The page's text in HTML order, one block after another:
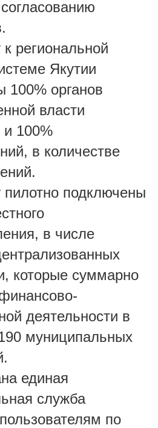
региональной
Якутии
100% органов
власти
и 100%
в количестве
пилотно подключены
в числе
которые суммарно
деятельности в
муниципальных
единая
служба
по